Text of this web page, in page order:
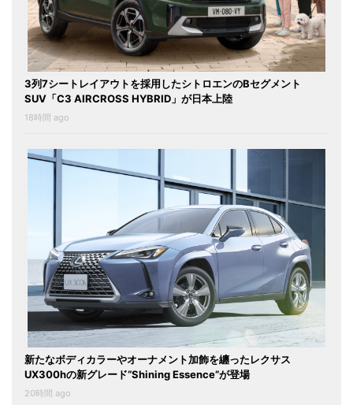
3列7シートレイアウトを採用したシトロエンのBセグメント
SUV「C3 AIRCROSS HYBRID」が日本上陸
18時間 ago
新たなボディカラーやオーナメント加飾を纏ったレクサス
UX300hの新グレード“Shining Essence”が登場
20時間 ago